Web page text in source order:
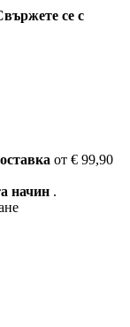
се с
от € 99,90
начин .